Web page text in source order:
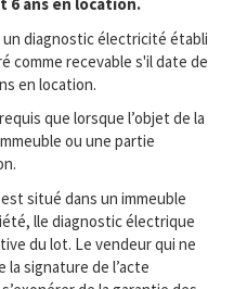
diagnostic électricité établi
comme recevable s'il date de
en location.
que lorsque l’objet de la
ou une partie
situé dans un immeuble
lle diagnostic électrique
du lot. Le vendeur qui ne
signature de l’acte